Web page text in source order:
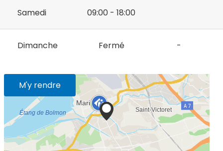
Samedi 09:00 - 18:00
Dimanche Fermé -
M'y rendre